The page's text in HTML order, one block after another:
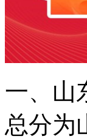
一、山
总分为